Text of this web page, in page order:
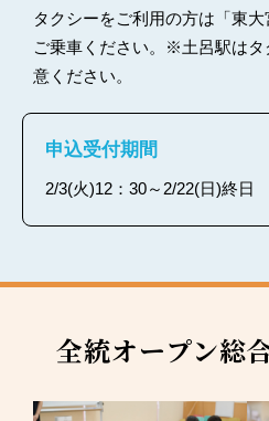
タクシーをご利用の方は「東
ご乗車ください。※土呂駅はタ
意ください。
申込受付期間
2/3(火)12：30～2/22(日)終日
全統オープン総